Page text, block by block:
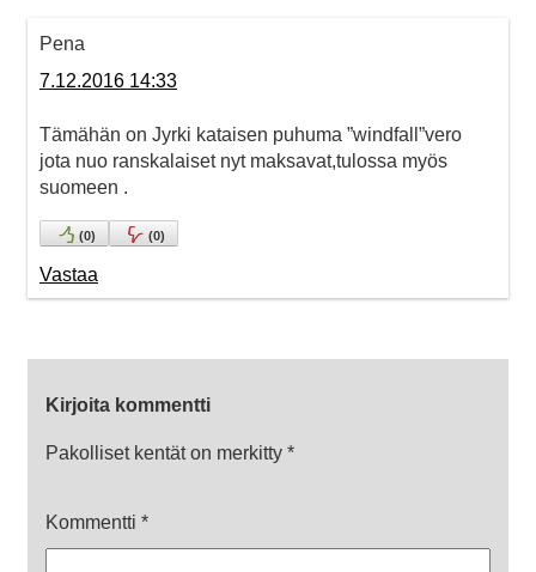
Pena
7.12.2016 14:33
Tämähän on Jyrki kataisen puhuma ”windfall”vero
jota nuo ranskalaiset nyt maksavat,tulossa myös
suomeen .
(0) (0)
Vastaa
Kirjoita kommentti
Pakolliset kentät on merkitty *
Kommentti *